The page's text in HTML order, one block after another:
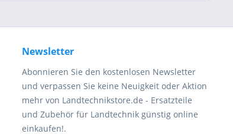
Newsletter
Abonnieren Sie den kostenlosen Newsletter
und verpassen Sie keine Neuigkeit oder Aktion
mehr von Landtechnikstore.de - Ersatzteile
und Zubehör für Landtechnik günstig online
einkaufen!.